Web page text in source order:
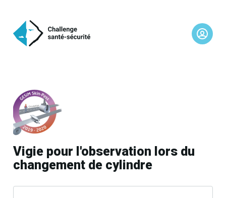
Vigie pour l'observation lors du
changement de cylindre